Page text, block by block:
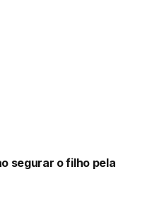
segurar o filho pela